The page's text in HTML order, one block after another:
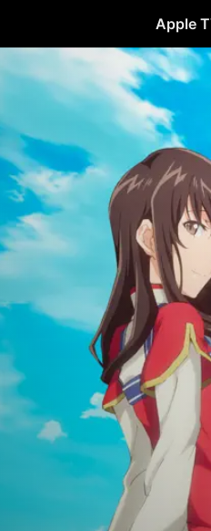
Apple